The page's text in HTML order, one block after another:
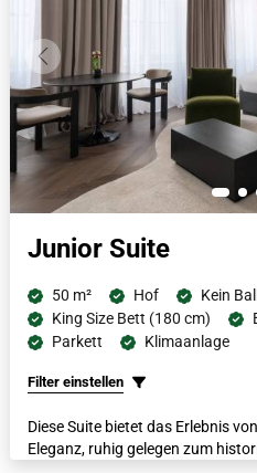
Junior Suite
50 m² Hof
Kein
King Size Bett (180 cm)
Parkett
Klimaanlage
Filter einstellen
Diese Suite bietet das Erlebnis
Eleganz, ruhig gelegen zum